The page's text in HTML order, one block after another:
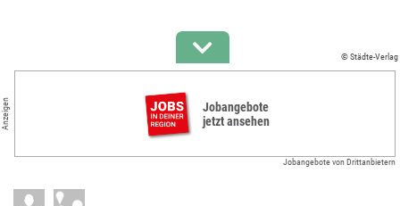
© Städte-Verlag
Anzeigen
Jobangebote
jetzt ansehen
Jobangebote von Drittanbietern